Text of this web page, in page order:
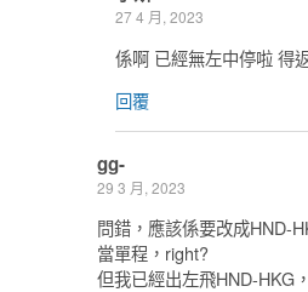
27 4 月, 2023
係啊 已經無左中停啦 得
回覆
gg-
29 3 月, 2023
問錯，應該係要改成HND-
當單程，right?
但我已經出左飛HND-HKG